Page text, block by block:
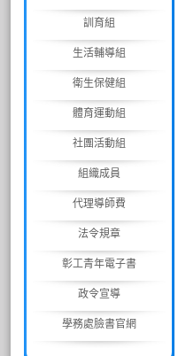
訓育組
生活輔導組
衛生保健組
體育運動組
社團活動組
組織成員
代理導師費
法令規章
彰工青年電子書
政令宣導
學務處臉書官網